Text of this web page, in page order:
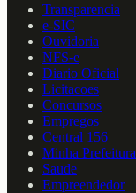
Transparencia
e-SIC
Ouvidoria
NFS-e
Diario Oficial
Licitacoes
Concursos
Empregos
Central 156
Minha Prefeitura
Saude
Empreendedor